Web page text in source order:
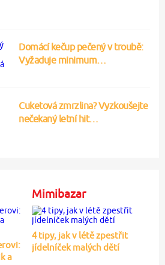
Domácí kečup pečený v troubě:
Vyžaduje minimum…
Cuketová zmrzlina? Vyzkoušejte
nečekaný letní hit…
a
Mimibazar
4 tipy, jak v létě zpestřit
jídelníček malých dětí